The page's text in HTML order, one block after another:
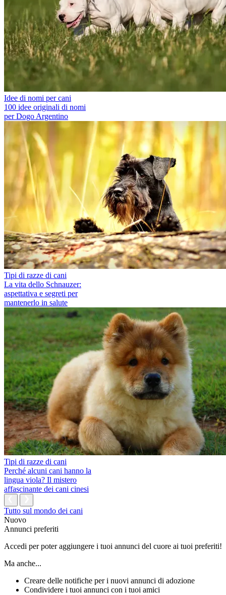
Idee di nomi per cani
100 idee originali di nomi
per Dogo Argentino
Tipi di razze di cani
La vita dello Schnauzer:
aspettativa e segreti per
mantenerlo in salute
Tipi di razze di cani
Perché alcuni cani hanno la
lingua viola? Il mistero
affascinante dei cani cinesi
Tutto sul mondo dei cani
Nuovo
Annunci preferiti
Accedi per poter aggiungere i tuoi annunci del cuore ai tuoi preferiti!
Ma anche...
Creare delle notifiche per i nuovi annunci di adozione
Condividere i tuoi annunci con i tuoi amici